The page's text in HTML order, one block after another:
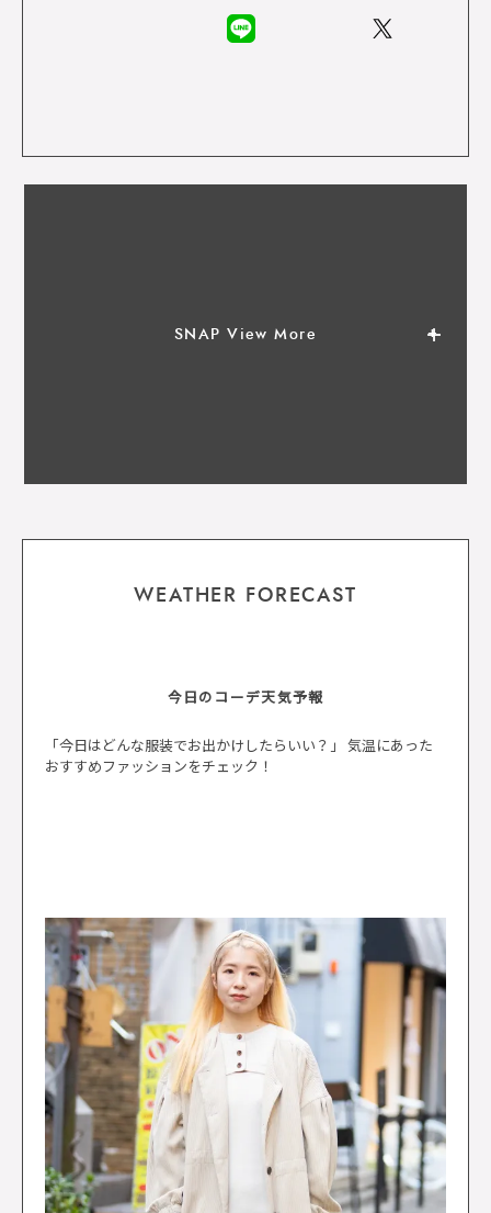
SNAP View More
WEATHER FORECAST
今日のコーデ天気予報
「今日はどんな服装でお出かけしたらいい？」 気温にあった
おすすめファッションをチェック！